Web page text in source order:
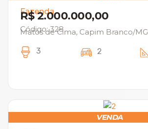
Fazenda
R$ 2.000.000,00
Código: 328
Matos de Cima, Capim Branco/MG
3 2
VENDA